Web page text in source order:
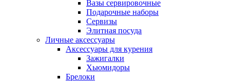
Вазы сервировочные
Подарочные наборы
Сервизы
Элитная посуда
Личные аксессуары
Аксессуары для курения
Зажигалки
Хьюмидоры
Брелоки